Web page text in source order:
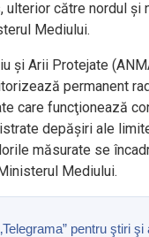
ulterior către nordul
Mediului.
şi Arii Protejate
permanent
care funcţionează
depăşiri ale
măsurate se
Mediului.
pentru ştiri